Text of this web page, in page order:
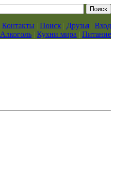
Контакты | Поиск | Друзья | Вход
Алкоголь | Кухни мира | Питание